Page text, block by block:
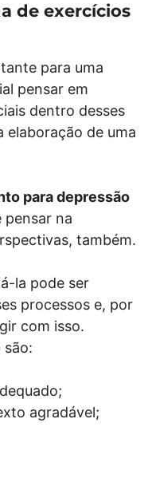
de exercícios
para uma
pensar em
dentro desses
elaboração de uma
para depressão
na
também.
la pode ser
processos e, por
com isso.
são:
agradável;